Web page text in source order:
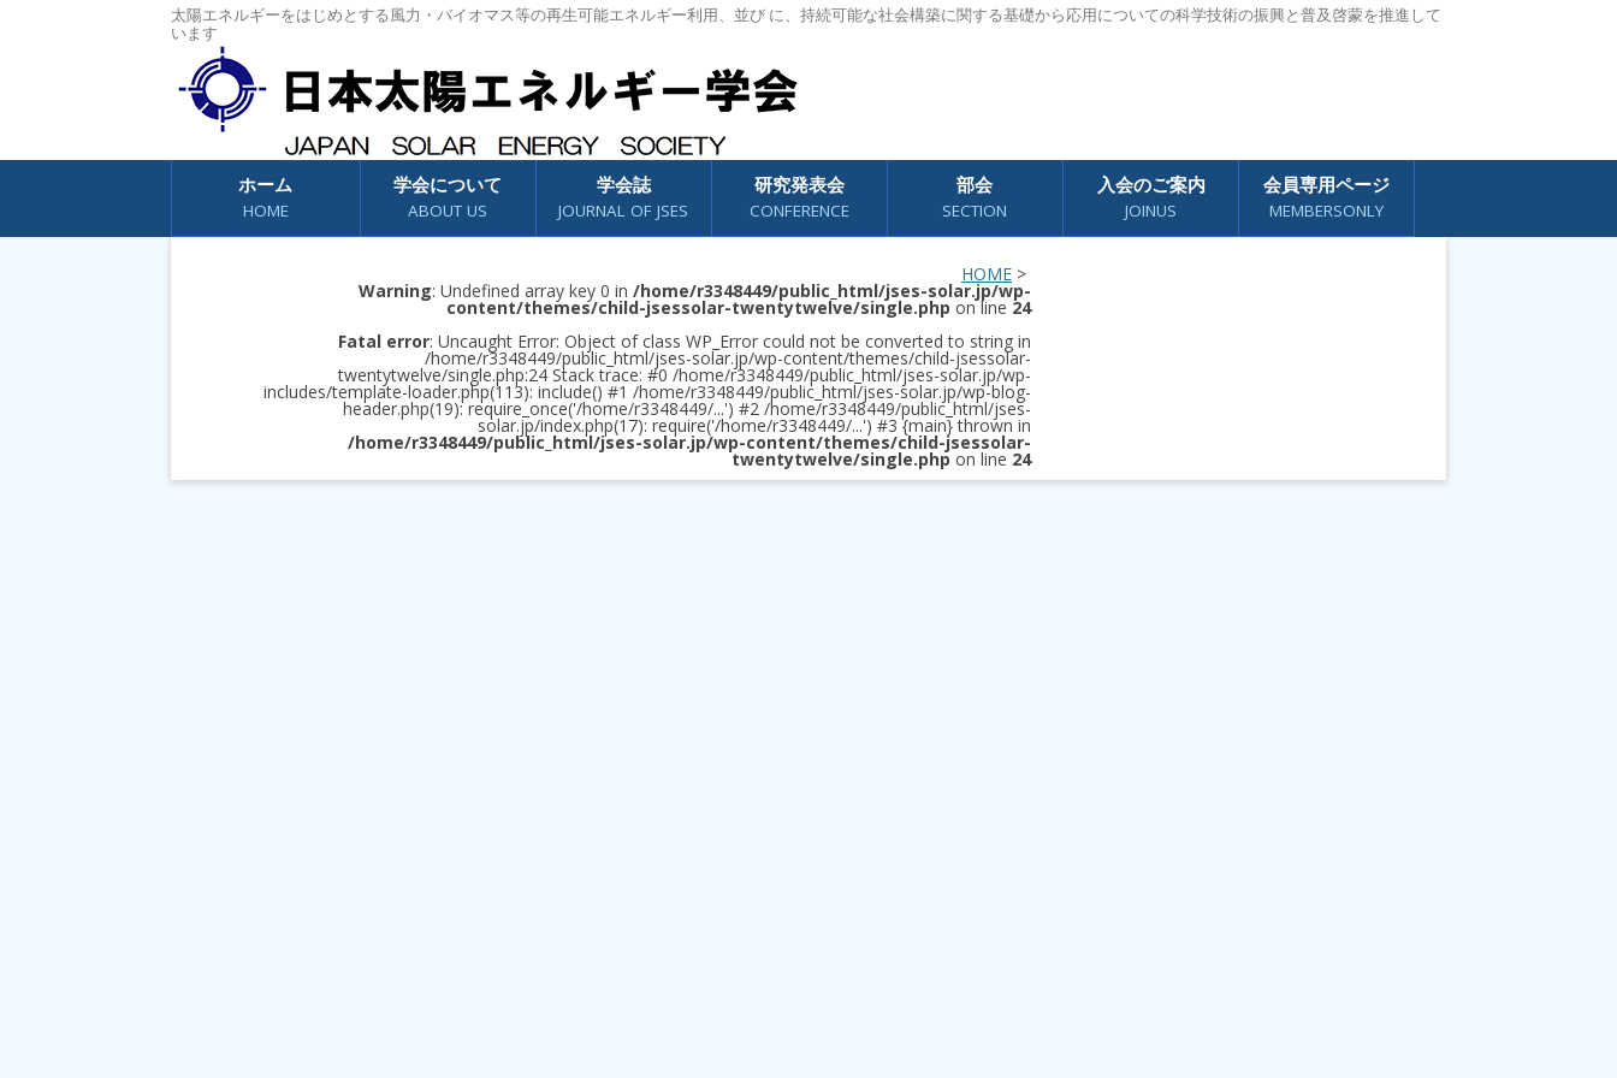
太陽エネルギーをはじめとする風力・バイオマス等の再生可能エネルギー利用、並び に、持続可能な社会構築に関する基礎から応用についての科学技術の振興と普及啓蒙を推進して
います
コンテンツへスキップ
ホーム
HOME
学会について
ABOUT US
学会誌
JOURNAL OF JSES
研究発表会
CONFERENCE
部会
SECTION
入会のご案内
JOINUS
会員専用ページ
MEMBERSONLY
HOME >
Warning: Undefined array key 0 in /home/r3348449/public_html/jses-solar.jp/wp-
content/themes/child-jsessolar-twentytwelve/single.php on line 24
Fatal error: Uncaught Error: Object of class WP_Error could not be converted to string in
/home/r3348449/public_html/jses-solar.jp/wp-content/themes/child-jsessolar-
twentytwelve/single.php:24 Stack trace: #0 /home/r3348449/public_html/jses-solar.jp/wp-
includes/template-loader.php(113): include() #1 /home/r3348449/public_html/jses-solar.jp/wp-blog-
header.php(19): require_once('/home/r3348449/...') #2 /home/r3348449/public_html/jses-
solar.jp/index.php(17): require('/home/r3348449/...') #3 {main} thrown in
/home/r3348449/public_html/jses-solar.jp/wp-content/themes/child-jsessolar-
twentytwelve/single.php on line 24